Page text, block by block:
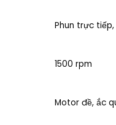
Phun trực
1500 rpm
Motor đề, ắc